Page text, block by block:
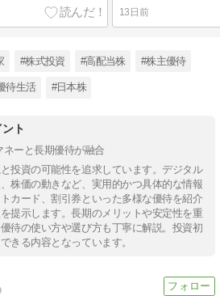
13日前
#株式投資 #高配当株 #株主優待
待生活 #日本株
ト
ネーと長期優待が融合
投資の可能性を追求しています。デジタル
株価の動きなど、実用的かつ具体的な情報
カード、割引券といった多様な優待を紹介
提示します。長期のメリットや安定性を重
待の使い方や選び方も丁寧に解説。投資初
きる内容となっています。